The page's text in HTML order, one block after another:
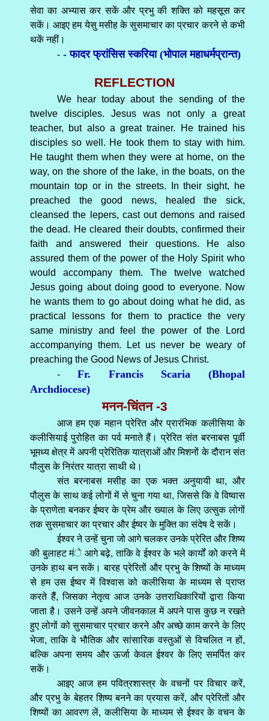
सेवा का अभ्यास कर सकें और प्रभु की शक्ति को महसूस कर
सकें। आइए हम येसु मसीह के सुसमाचार का प्रचार करने से कभी
थकें नहीं।
-- फादर फ्रांसिस स्करिया (भोपाल महाधर्मप्रान्त)
REFLECTION
We hear today about the sending of the
twelve disciples. Jesus was not only a great
teacher, but also a great trainer. He trained his
disciples so well. He took them to stay with him.
He taught them when they were at home, on the
way, on the shore of the lake, in the boats, on the
mountain top or in the streets. In their sight, he
preached the good news, healed the sick,
cleansed the lepers, cast out demons and raised
the dead. He cleared their doubts, confirmed their
faith and answered their questions. He also
assured them of the power of the Holy Spirit who
would accompany them. The twelve watched
Jesus going about doing good to everyone. Now
he wants them to go about doing what he did, as
practical lessons for them to practice the very
same ministry and feel the power of the Lord
accompanying them. Let us never be weary of
preaching the Good News of Jesus Christ.
-Fr. Francis Scaria (Bhopal
Archdiocese)
मनन-चिंतन -3
आज हम एक महान प्रेरित और प्रारंभिक कलीसिया के
कलीसियाई पुरोहित का पर्व मनाते हैं। प्रेरित संत बरनाबस पूर्वी
भूमध्य क्षेत्र में अपनी प्रेरितिक यात्राओं और मिशनों के दौरान संत
पौलुस के निरंतर यात्रा साथी थे।
संत बरनाबस मसीह का एक भक्त अनुयायी था, और
पौलुस के साथ कई लोगों में से चुना गया था, जिससे कि वे विष्वास
के प्राणेता बनकर ईष्वर के प्रेम और ख्याल के लिए उत्सुक लोगों
तक सुसमाचार का प्रचार और ईष्वर के मुक्ति का संदेष दे सकें।
ईश्वर ने उन्हें चुना जो आगे चलकर उनके प्रेरित और शिष्य
की बुलाहट मंे आगे बढ़े, ताकि वे ईश्वर के भले कार्यों को करने में
उनके हाथ बन सकें। बारह प्रेरितों और प्रभु के शिष्यों के माध्यम
से हम उस ईष्वर में विश्वास को कलीसिया के माध्यम से प्राप्त
करते हैैं, जिसका नेतृत्व आज उनके उत्तराधिकारियों द्वारा किया
जाता है। उसने उन्हें अपने जीवनकाल में अपने पास कुछ न रखते
हुए लोगों को सुसमाचार प्रचार करने और अच्छे काम करने के लिए
भेजा, ताकि वे भौतिक और सांसारिक वस्तुओं से विचलित न हों,
बल्कि अपना समय और ऊर्जा केवल ईश्वर के लिए समर्पित कर
सकें।
आइए आज हम पवित्रशास्त्र के वचनों पर विचार करें,
और प्रभु के बेहतर शिष्य बनने का प्रयास करें, और प्रेरितों और
शिष्यों का आवरण लें, कलीसिया के माध्यम से ईश्वर के वचन के